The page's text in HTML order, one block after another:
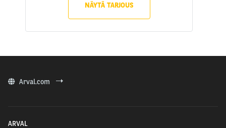
NÄYTÄ TARJOUS
Arval.com
ARVAL